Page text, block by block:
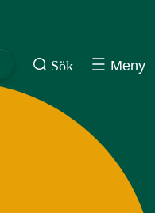
Sök Meny